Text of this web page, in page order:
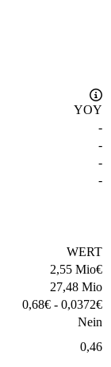
YOY
-
-
-
-
WERT
2,55 Mio€
27,48 Mio
0,68€ - 0,0372€
Nein
0,46